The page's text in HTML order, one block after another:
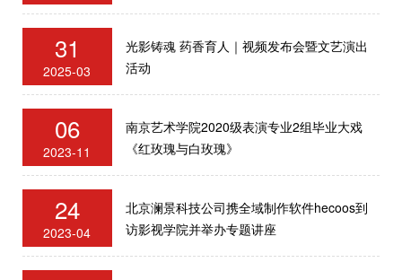
31
2025-03
光影铸魂 药香育人｜视频发布会暨文艺演出
活动
06
2023-11
南京艺术学院2020级表演专业2组毕业大戏
《红玫瑰与白玫瑰》
24
2023-04
北京澜景科技公司携全域制作软件hecoos到
访影视学院并举办专题讲座